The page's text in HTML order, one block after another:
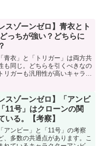
スゾーンゼロ】青衣とト
っちが強い？どちらに
青衣」と「トリガー」は両方共
も同じ。どちらを引くべきなの
ガーも汎用性が高いキャラク
スゾーンゼロ】「アンビ
11号」はクローンの関
いる。【考察】
アンビー」と「11号」の考察
多数の共通点があります。こ